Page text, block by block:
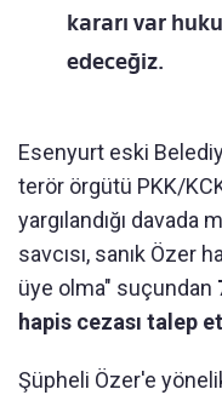
kararı var
edeceğiz.
Esenyurt eski
terör örgütü PKK/
yargılandığı davada
savcısı, sanık Özer
üye olma" suçundan
hapis cezası talep
Şüpheli Özer'e